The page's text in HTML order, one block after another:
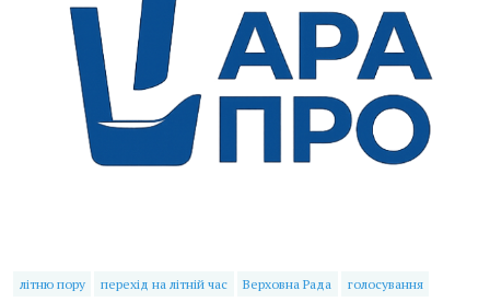
літню пору перехід на літній час Верховна Рада голосування